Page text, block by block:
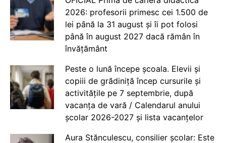
2026: profesorii primesc cei 1.500 de
lei până la 31 august și îi pot folosi
până în august 2027 dacă rămân în
învățământ
Peste o lună începe școala. Elevii și
copiii de grădiniță încep cursurile și
activitățile pe 7 septembrie, după
vacanța de vară / Calendarul anului
școlar 2026-2027 și lista vacanțelor
Aura Stănculescu, consilier școlar: Este